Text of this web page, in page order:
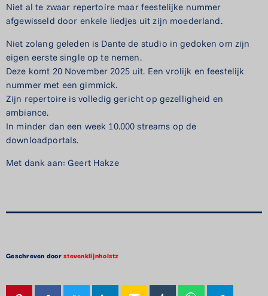
Niet al te zwaar repertoire maar feestelijke nummer
afgewisseld door enkele liedjes uit zijn moederland.
Niet zolang geleden is Dante de studio in gedoken om zijn
eigen eerste single op te nemen.
Deze komt 20 November 2025 uit. Een vrolijk en feestelijk
nummer met een gimmick.
Zijn repertoire is volledig gericht op gezelligheid en
ambiance.
In minder dan een week 10.000 streams op de
downloadportals.
Met dank aan: Geert Hakze
Geschreven doorstevenklijnholstz